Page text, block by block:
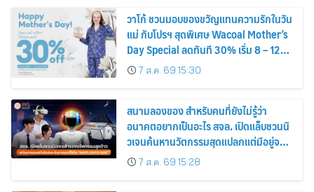
วาโก้ ชวนมอบของขวัญแทนความรักในวัน
แม่ กับโปรฯ สุดพิเศษ Wacoal Mother’s
Day Special ลดทันที 30% เริ่ม 8 – 12
สิงหาคม 2569
7 ส.ค. 69 15:30
สนามลองของ สำหรับคนที่ยังไม่รู้ว่า
อนาคตอยากเป็นอะไร สจล. เปิดแล็บชวนนิ
วเจนค้นหานวัตกรรมสุดแปลกแต่มีอยู่จริง
พร้อมทดลองสกิลใหม่และค้นหาคณะที่ใช่
ใน “KMITL EXPO 2026”
7 ส.ค. 69 15:28